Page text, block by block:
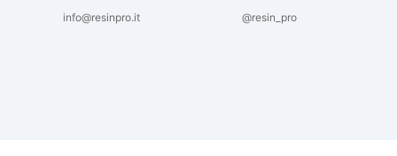
info@resinpro.it @resin_pro